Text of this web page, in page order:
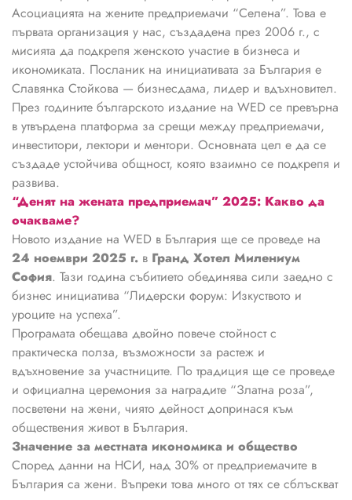
Асоциацията на жените предприемачи “Селена”. Това е
първата организация у нас, създадена през 2006 г., с
мисията да подкрепя женското участие в бизнеса и
икономиката. Посланик на инициативата за България е
Славянка Стойкова — бизнесдама, лидер и вдъхновител.
През годините българското издание на WED се превърна
в утвърдена платформа за срещи между предприемачи,
инвеститори, лектори и ментори. Основната цел е да се
създаде устойчива общност, която взаимно се подкрепя и
развива.
“Денят на жената предприемач” 2025: Какво да
очакваме?
Новото издание на WED в България ще се проведе на
24 ноември 2025 г. в Гранд Хотел Милениум
София. Тази година събитието обединява сили заедно с
бизнес инициатива “Лидерски форум: Изкуството и
уроците на успеха”.
Програмата обещава двойно повече стойност с
практическа полза, възможности за растеж и
вдъхновение за участниците. По традиция ще се проведе
и официална церемония за наградите “Златна роза”,
посветени на жени, чиято дейност допринася към
обществения живот в България.
Значение за местната икономика и общество
Според данни на НСИ, над 30% от предприемачите в
България са жени. Въпреки това много от тях се сблъскват